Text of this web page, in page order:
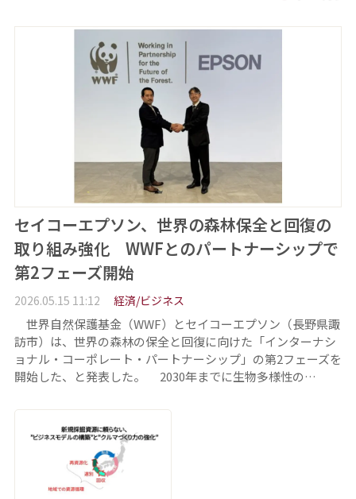
セイコーエプソン、世界の森林保全と回復の
取り組み強化 WWFとのパートナーシップで
第2フェーズ開始
2026.05.15 11:12 経済/ビジネス
世界自然保護基金（WWF）とセイコーエプソン（長野県諏
訪市）は、世界の森林の保全と回復に向けた「インターナシ
ョナル・コーポレート・パートナーシップ」の第2フェーズを
開始した、と発表した。 2030年までに生物多様性の…